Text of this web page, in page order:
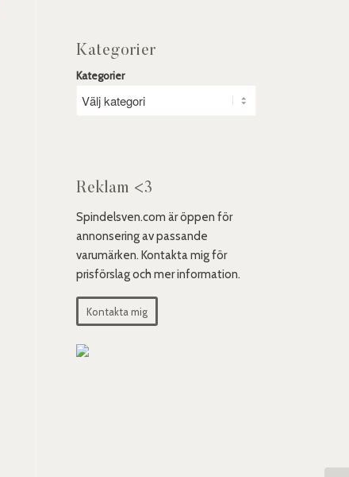
Kategorier
Kategorier
Reklam <3
Spindelsven.com är öppen för
annonsering av passande
varumärken. Kontakta mig för
prisförslag och mer information.
Kontakta mig